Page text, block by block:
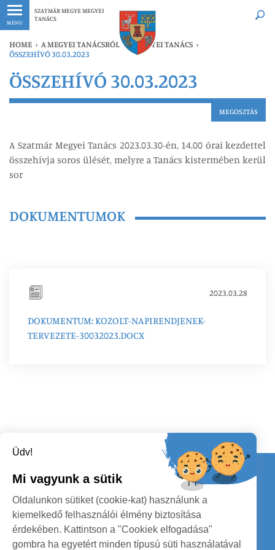
MENU
SZATMÁR MEGYE MEGYEI
TANÁCS
Legfrissebb Bármikor
HOME › A MEGYEI TANÁCSRÓL › A MEGYEI TANÁCS ›
ÖSSZEHÍVÓ 30.03.2023
ÖSSZEHÍVÓ 30.03.2023
MEGOSZTÁS
A Szatmár Megyei Tanács 2023.03.30-én, 14.00 órai kezdettel
összehívja soros ülését, melyre a Tanács kistermében kerül
sor
DOKUMENTUMOK
2023.03.28
DOKUMENTUM: KOZOLT-NAPIRENDJENEK-
TERVEZETE-30032023.DOCX
Kapcsolat
KÖVESSENEK
Üdv!
Mi vagyunk a sütik
Oldalunkon sütiket (cookie-kat) használunk a
kiemelkedő felhasználói élmény biztosítása
érdekében. Kattintson a "Cookiek elfogadása"
gombra ha egyetért minden típusú süti használatával